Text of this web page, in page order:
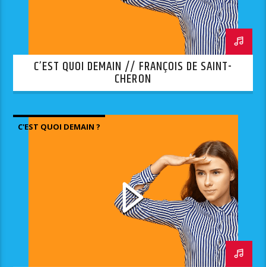
C’EST QUOI DEMAIN // FRANÇOIS DE SAINT-
CHERON
C'EST QUOI DEMAIN ?